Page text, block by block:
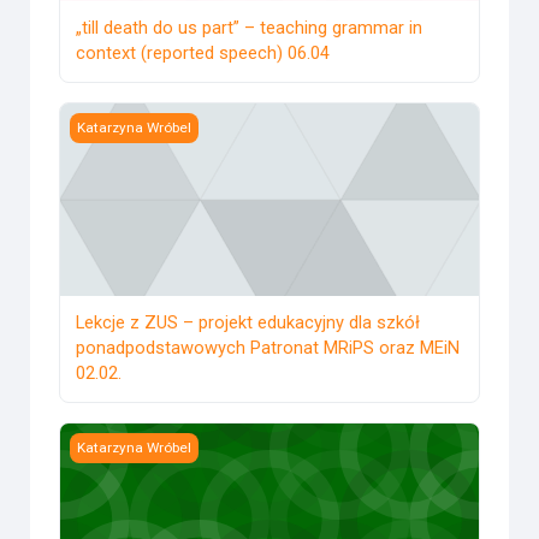
„till death do us part” – teaching grammar in
context (reported speech) 06.04
Lekcje z ZUS – projekt edukacyjny dla szkół
Katarzyna Wróbel
Lekcje z ZUS – projekt edukacyjny dla szkół
ponadpodstawowych Patronat MRiPS oraz MEiN
02.02.
Projekt z ZUS – projekt edukacyjny dla szkół
Katarzyna Wróbel